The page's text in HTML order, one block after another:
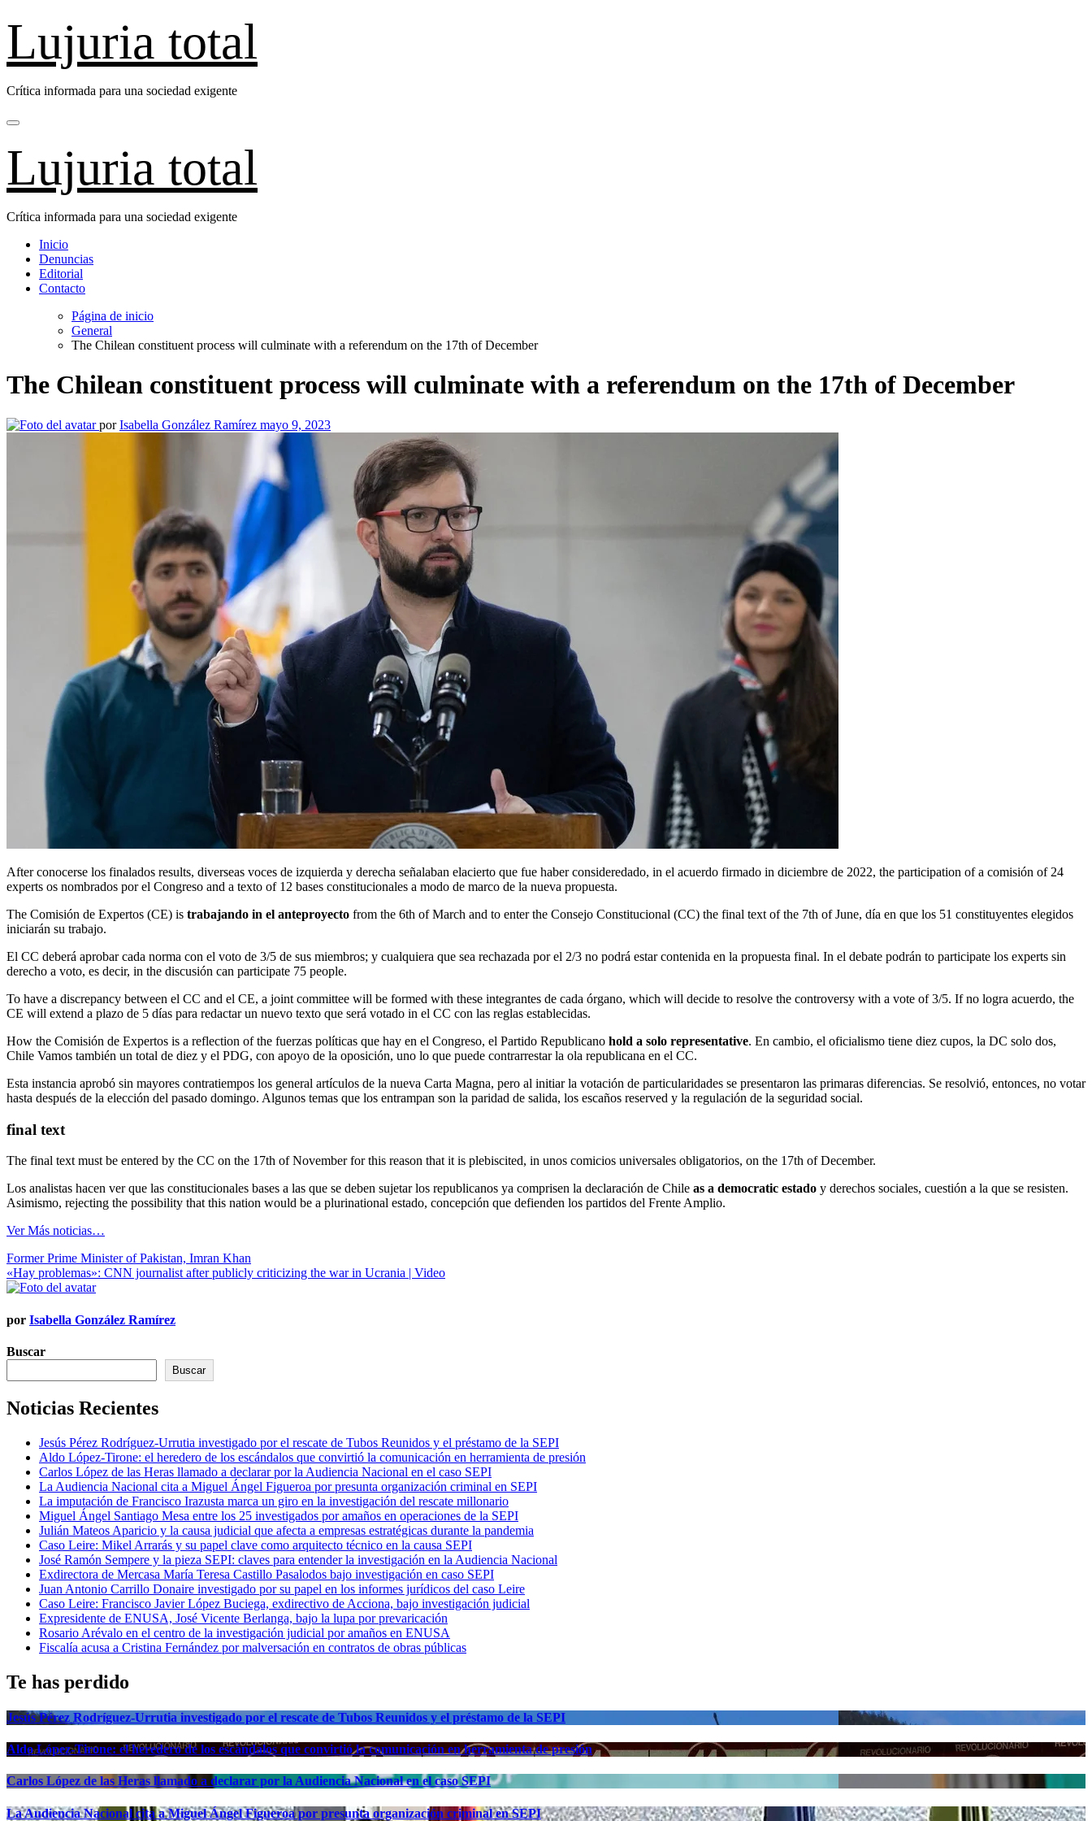
contenido
Lujuria total
Crítica informada para una sociedad exigente
Lujuria total
Crítica informada para una sociedad exigente
Inicio
Denuncias
Editorial
Contacto
Página de inicio
General
The Chilean constituent process will culminate with a referendum on the 17th of December
The Chilean constituent process will culminate with a referendum on the 17th of December
porIsabella González Ramírez mayo 9, 2023
After conocerse los finalados results, diverseas voces de izquierda y derecha señalaban elacierto que fue haber consideredado, in el acuerdo firmado in diciembre de 2022, the participation of a comisión of 24
experts os nombrados por el Congreso and a texto of 12 bases constitucionales a modo de marco de la nueva propuesta.
The Comisión de Expertos (CE) is trabajando in el anteproyecto from the 6th of March and to enter the Consejo Constitucional (CC) the final text of the 7th of June, día en que los 51 constituyentes elegidos
iniciarán su trabajo.
El CC deberá aprobar cada norma con el voto de 3/5 de sus miembros; y cualquiera que sea rechazada por el 2/3 no podrá estar contenida en la propuesta final. In el debate podrán to participate los experts sin
derecho a voto, es decir, in the discusión can participate 75 people.
To have a discrepancy between el CC and el CE, a joint committee will be formed with these integrantes de cada órgano, which will decide to resolve the controversy with a vote of 3/5. If no logra acuerdo, the
CE will extend a plazo de 5 días para redactar un nuevo texto que será votado in el CC con las reglas establecidas.
How the Comisión de Expertos is a reflection of the fuerzas políticas que hay en el Congreso, el Partido Republicano hold a solo representative. En cambio, el oficialismo tiene diez cupos, la DC solo dos,
Chile Vamos también un total de diez y el PDG, con apoyo de la oposición, uno lo que puede contrarrestar la ola republicana en el CC.
Esta instancia aprobó sin mayores contratiempos los general artículos de la nueva Carta Magna, pero al initiar la votación de particularidades se presentaron las primaras diferencias. Se resolvió, entonces, no votar
hasta después de la elección del pasado domingo. Algunos temas que los entrampan son la paridad de salida, los escaños reserved y la regulación de la seguridad social.
final text
The final text must be entered by the CC on the 17th of November for this reason that it is plebiscited, in unos comicios universales obligatorios, on the 17th of December.
Los analistas hacen ver que las constitucionales bases a las que se deben sujetar los republicanos ya comprisen la declaración de Chile as a democratic estado y derechos sociales, cuestión a la que se resisten.
Asimismo, rejecting the possibility that this nation would be a plurinational estado, concepción que defienden los partidos del Frente Amplio.
Ver Más noticias…
Navegación
de
Former Prime Minister of Pakistan, Imran Khan
«Hay problemas»: CNN journalist after publicly criticizing the war in Ucrania | Video
por Isabella González Ramírez
Buscar
Buscar
Noticias Recientes
Jesús Pérez Rodríguez-Urrutia investigado por el rescate de Tubos Reunidos y el préstamo de la SEPI
Aldo López-Tirone: el heredero de los escándalos que convirtió la comunicación en herramienta de presión
Carlos López de las Heras llamado a declarar por la Audiencia Nacional en el caso SEPI
La Audiencia Nacional cita a Miguel Ángel Figueroa por presunta organización criminal en SEPI
La imputación de Francisco Irazusta marca un giro en la investigación del rescate millonario
Miguel Ángel Santiago Mesa entre los 25 investigados por amaños en operaciones de la SEPI
Julián Mateos Aparicio y la causa judicial que afecta a empresas estratégicas durante la pandemia
Caso Leire: Mikel Arrarás y su papel clave como arquitecto técnico en la causa SEPI
José Ramón Sempere y la pieza SEPI: claves para entender la investigación en la Audiencia Nacional
Exdirectora de Mercasa María Teresa Castillo Pasalodos bajo investigación en caso SEPI
Juan Antonio Carrillo Donaire investigado por su papel en los informes jurídicos del caso Leire
Caso Leire: Francisco Javier López Buciega, exdirectivo de Acciona, bajo investigación judicial
Expresidente de ENUSA, José Vicente Berlanga, bajo la lupa por prevaricación
Rosario Arévalo en el centro de la investigación judicial por amaños en ENUSA
Fiscalía acusa a Cristina Fernández por malversación en contratos de obras públicas
Te has perdido
Jesús Pérez Rodríguez-Urrutia investigado por el rescate de Tubos Reunidos y el préstamo de la SEPI
Aldo López-Tirone: el heredero de los escándalos que convirtió la comunicación en herramienta de presión
Carlos López de las Heras llamado a declarar por la Audiencia Nacional en el caso SEPI
La Audiencia Nacional cita a Miguel Ángel Figueroa por presunta organización criminal en SEPI